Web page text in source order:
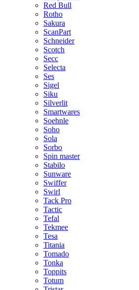
Red Bull
Rotho
Sakura
ScanPart
Schneider
Scotch
Secc
Selecta
Ses
Sigel
Siku
Silverlit
Smartwares
Soehnle
Soho
Sola
Sorbo
Spin master
Stabilo
Sunware
Swiffer
Swirl
Tack Pro
Tactic
Tefal
Tekmee
Tesa
Titania
Tomado
Tonka
Toppits
Totum